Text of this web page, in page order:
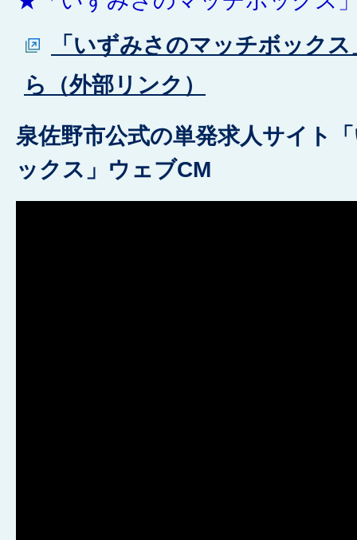
「いずみさのマッチボック
ら（外部リンク）
泉佐野市公式の単発求人サイト
ックス」ウェブCM